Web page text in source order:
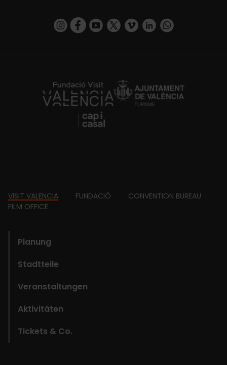
https://www.instagram.com/visit_valencia/
https://www.facebook.com/
https://www.youtube.com/user/
https://twitter.com/_VivaValencia
https://vimeo.com/
https://www.linkedin.com/company/turismo-valencia/https://api.whatsapp.com/send/
https://fundacion.visitvalencia.com/
Footer
VISIT VALENCIA FUNDACIÓ
CONVENTION BUREAU
FILM OFFICE
Planung
Stadtteile
Veranstaltungen
Aktivitäten
Tickets & Co.